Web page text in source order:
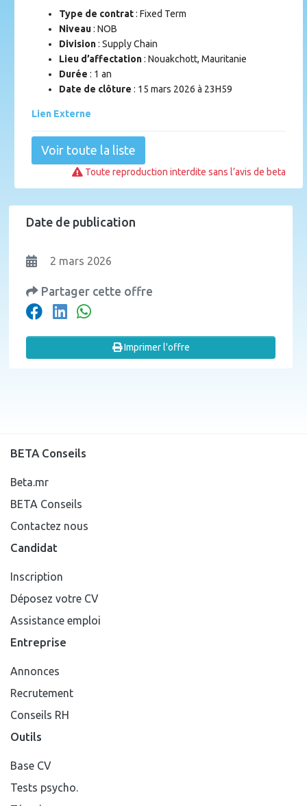
Type de contrat: Fixed Term
Niveau: NOB
Division: Supply Chain
Lieu d’affectation: Nouakchott, Mauritanie
Durée : 1 an
Date de clôture : 15 mars 2026 à 23H59
Lien Externe
Voir toute la liste
Toute reproduction interdite sans l’avis de beta
Date de publication
2 mars 2026
Partager cette offre
Imprimer l'offre
BETA Conseils
Beta.mr
BETA Conseils
Contactez nous
Candidat
Inscription
Déposez votre CV
Assistance emploi
Entreprise
Annonces
Recrutement
Conseils RH
Outils
Base CV
Tests psycho.